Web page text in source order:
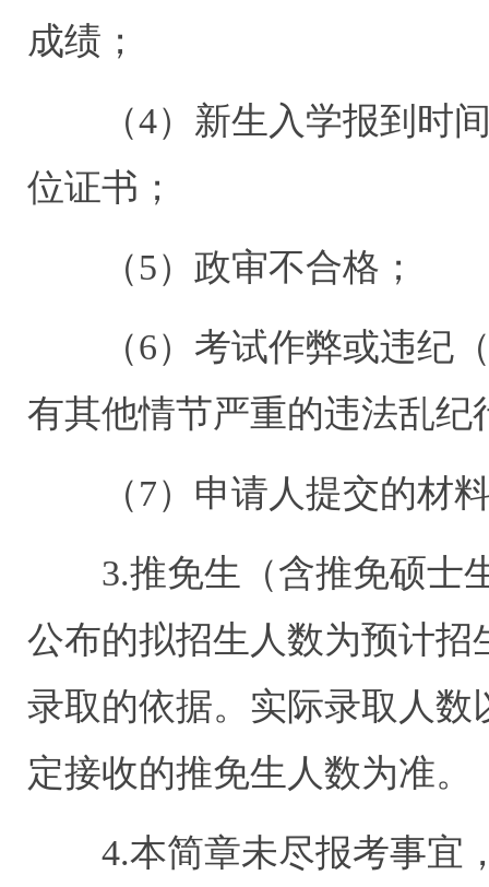
成绩；
（4）新生入学报到时间
位证书；
（5）政审不合格；
（6）考试作弊或违纪（
有其他情节严重的违法乱
（7）申请人提交的材
3.推免生（含推免硕士
公布的拟招生人数为预计
录取的依据。实际录取人数
定接收的推免生人数为准。
4.本简章未尽报考事宜，